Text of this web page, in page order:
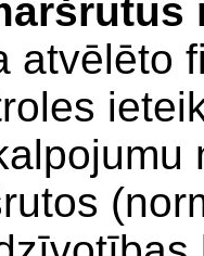
atvēlēto